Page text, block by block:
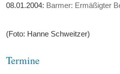
08.01.2004: Barmer: Ermäßigter
(Foto: Hanne Schweitzer)
Termine